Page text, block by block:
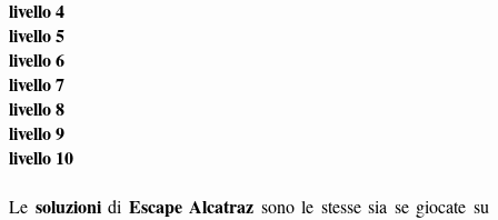
livello 4
livello 5
livello 6
livello 7
livello 8
livello 9
livello 10
Le soluzionidi Escape Alcatraz sono le stesse sia se giocate su